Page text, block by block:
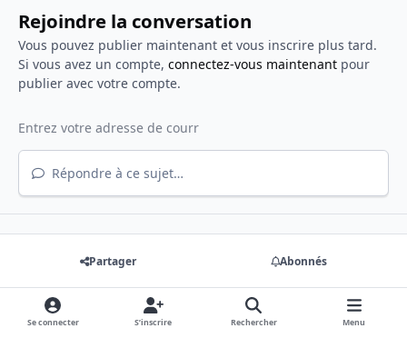
Rejoindre la conversation
Vous pouvez publier maintenant et vous inscrire plus tard.
Si vous avez un compte, connectez-vous maintenantpour
publier avec votre compte.
Répondre à ce sujet…
Partager Abonnés
Aller sur la liste des sujets
Se connecter S’inscrire Rechercher Menu